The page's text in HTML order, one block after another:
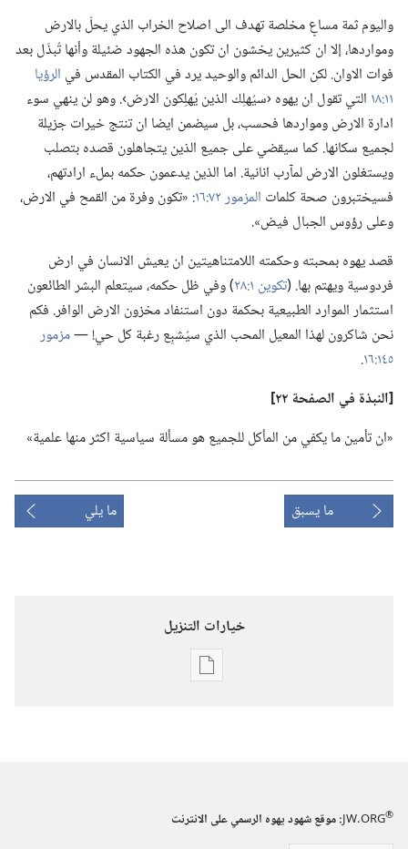
واليوم ثمة مساعٍ مخلصة تهدف الى اصلاح الخراب الذي يحلّ بالارض
ومواردها،‏ إلا ان كثيرين يخشون ان تكون هذه الجهود ضئيلة وأنها تُبذَل بعد
فوات الاوان.‏ لكن الحل الدائم والوحيد يرد في الكتاب المقدس في الرؤيا
١١:‏١٨
التي تقول ان يهوه ‹سيُهلِك الذين يُهلِكون الارض›.‏ وهو لن ينهي سوء
ادارة الارض ومواردها فحسب،‏ بل سيضمن ايضا ان تنتج خيرات جزيلة
لجميع سكانها.‏ كما سيقضي على جميع الذين يتجاهلون قصده بتصلب
ويستغلون الارض لمآرب انانية.‏ اما الذين يدعمون حكمه بملء ارادتهم،‏
فسيختبرون صحة كلمات المزمور ٧٢:‏١٦
‏:‏ «تكون وفرة من القمح في الارض،‏
وعلى رؤوس الجبال فيض».‏
قصد يهوه بمحبته وحكمته اللامتناهيتين ان يعيش الانسان في ارض
فردوسية ويهتم بها.‏ (‏تكوين ١:‏٢٨
‏)‏ وفي ظل حكمه،‏ سيتعلم البشر الطائعون
استثمار الموارد الطبيعية بحكمة دون استنفاد مخزون الارض الوافر.‏ فكم
نحن شاكرون لهذا المعيل المحب الذي سيُشبِع رغبة كل حي!‏ —‏مزمور
١٤٥:‏١٦ ‏.‏
‏[النبذة في الصفحة ٢٢]‏
‏«ان تأمين ما يكفي من المأكل للجميع هو مسألة سياسية اكثر منها علمية»‏
ما يسبق ما يلي
خيارات التنزيل
خيارات
مارس‏
JW.ORG®
:‏ موقع شهود يهوه الرسمي على الانترنت